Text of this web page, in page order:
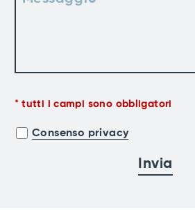
tutti i campi sono obbligatori
Consenso privacy